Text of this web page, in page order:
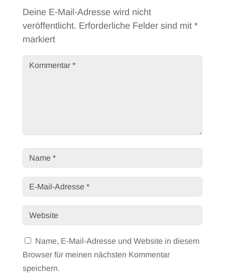
Deine E-Mail-Adresse wird nicht
veröffentlicht. Erforderliche Felder sind mit *
markiert
Name, E-Mail-Adresse und Website in diesem
Browser für meinen nächsten Kommentar
speichern.